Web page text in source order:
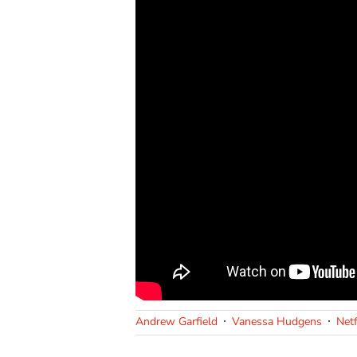
Andrew Garfield Vanessa Hudgens